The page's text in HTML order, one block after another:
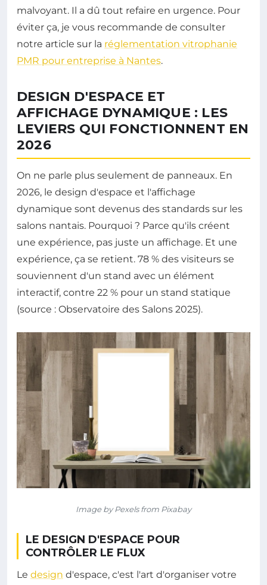
malvoyant. Il a dû tout refaire en urgence. Pour
éviter ça, je vous recommande de consulter
notre article sur la réglementation vitrophanie
PMR pour entreprise à Nantes.
DESIGN D'ESPACE ET
AFFICHAGE DYNAMIQUE : LES
LEVIERS QUI FONCTIONNENT EN
2026
On ne parle plus seulement de panneaux. En
2026, le design d'espace et l'affichage
dynamique sont devenus des standards sur les
salons nantais. Pourquoi ? Parce qu'ils créent
une expérience, pas juste un affichage. Et une
expérience, ça se retient. 78 % des visiteurs se
souviennent d'un stand avec un élément
interactif, contre 22 % pour un stand statique
(source : Observatoire des Salons 2025).
Image by Pexels from Pixabay
LE DESIGN D'ESPACE POUR
CONTRÔLER LE FLUX
Le design d'espace, c'est l'art d'organiser votre